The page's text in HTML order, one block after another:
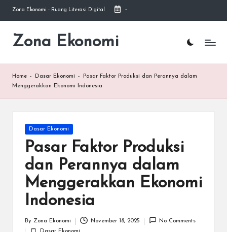
Skip
content
Zona Ekonomi - Ruang Literasi Digital -
Zona Ekonomi
Ruang
Home - Dasar Ekonomi -
Pasar Faktor Produksi dan Perannya dalam
Menggerakkan Ekonomi Indonesia
Posted
in
Dasar Ekonomi
Pasar Faktor Produksi
dan Perannya dalam
Menggerakkan Ekonomi
Indonesia
By Zona Ekonomi November 18, 2025 No Comments